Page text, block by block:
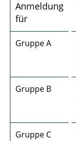
Anmeldung
für
Gruppe A
Gruppe B
Gruppe C